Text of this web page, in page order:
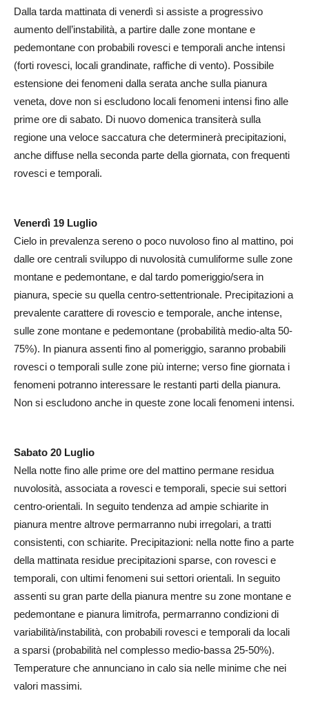
Dalla tarda mattinata di venerdì si assiste a progressivo
aumento dell’instabilità, a partire dalle zone montane e
pedemontane con probabili rovesci e temporali anche intensi
(forti rovesci, locali grandinate, raffiche di vento). Possibile
estensione dei fenomeni dalla serata anche sulla pianura
veneta, dove non si escludono locali fenomeni intensi fino alle
prime ore di sabato. Di nuovo domenica transiterà sulla
regione una veloce saccatura che determinerà precipitazioni,
anche diffuse nella seconda parte della giornata, con frequenti
rovesci e temporali.
Venerdì 19 Luglio
Cielo in prevalenza sereno o poco nuvoloso fino al mattino, poi
dalle ore centrali sviluppo di nuvolosità cumuliforme sulle zone
montane e pedemontane, e dal tardo pomeriggio/sera in
pianura, specie su quella centro-settentrionale. Precipitazioni a
prevalente carattere di rovescio e temporale, anche intense,
sulle zone montane e pedemontane (probabilità medio-alta 50-
75%). In pianura assenti fino al pomeriggio, saranno probabili
rovesci o temporali sulle zone più interne; verso fine giornata i
fenomeni potranno interessare le restanti parti della pianura.
Non si escludono anche in queste zone locali fenomeni intensi.
Sabato 20 Luglio
Nella notte fino alle prime ore del mattino permane residua
nuvolosità, associata a rovesci e temporali, specie sui settori
centro-orientali. In seguito tendenza ad ampie schiarite in
pianura mentre altrove permarranno nubi irregolari, a tratti
consistenti, con schiarite. Precipitazioni: nella notte fino a parte
della mattinata residue precipitazioni sparse, con rovesci e
temporali, con ultimi fenomeni sui settori orientali. In seguito
assenti su gran parte della pianura mentre su zone montane e
pedemontane e pianura limitrofa, permarranno condizioni di
variabilità/instabilità, con probabili rovesci e temporali da locali
a sparsi (probabilità nel complesso medio-bassa 25-50%).
Temperature che annunciano in calo sia nelle minime che nei
valori massimi.